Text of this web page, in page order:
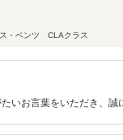
ートしていただき、安心し
変満足のいく車選びができ
いと思います。ありがとう
ス・ベンツ CLAクラス
いお言葉をいただき、誠
田谷南スタッフ一同、し